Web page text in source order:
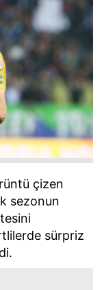
çizen
sezonun
sürpriz